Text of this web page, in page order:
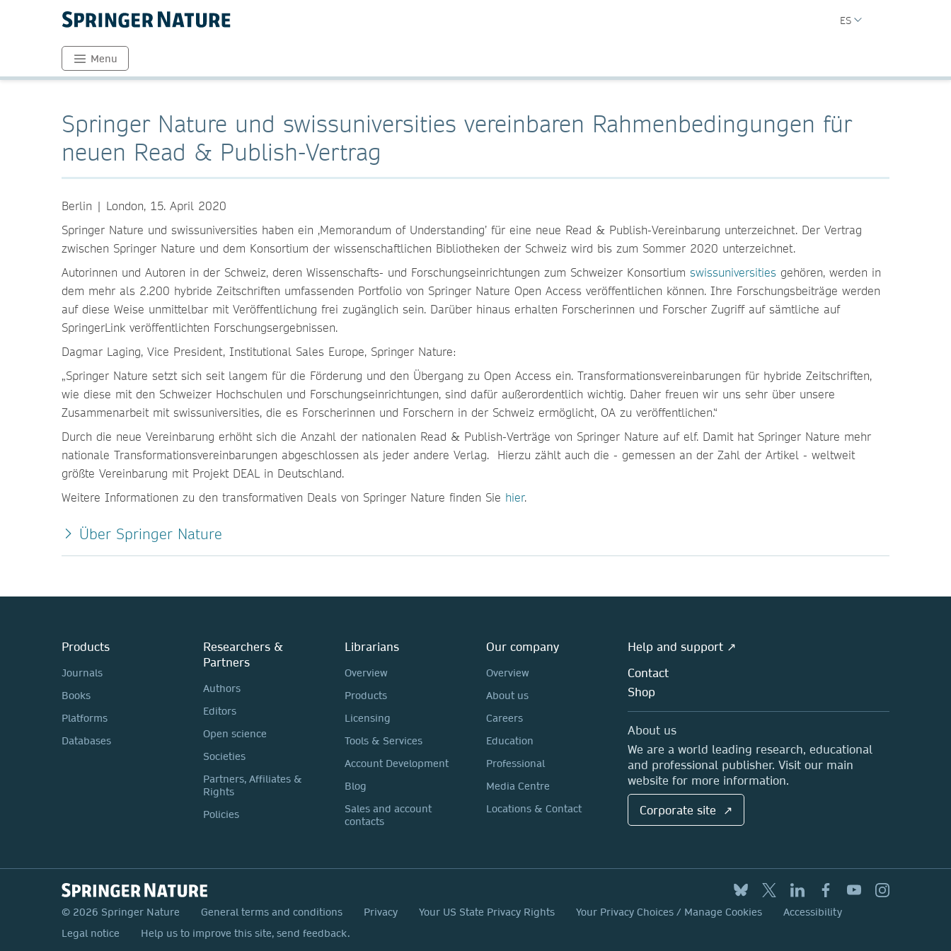
ES
Menu
Springer Nature und swissuniversities vereinbaren Rahmenbedingungen für
neuen Read & Publish-Vertrag
Berlin | London, 15. April 2020
Springer Nature und swissuniversities haben ein ‚Memorandum of Understanding’ für eine neue Read & Publish-Vereinbarung unterzeichnet. Der Vertrag
zwischen Springer Nature und dem Konsortium der wissenschaftlichen Bibliotheken der Schweiz wird bis zum Sommer 2020 unterzeichnet.
Autorinnen und Autoren in der Schweiz, deren Wissenschafts- und Forschungseinrichtungen zum Schweizer Konsortium swissuniversities gehören, werden in
dem mehr als 2.200 hybride Zeitschriften umfassenden Portfolio von Springer Nature Open Access veröffentlichen können. Ihre Forschungsbeiträge werden
auf diese Weise unmittelbar mit Veröffentlichung frei zugänglich sein. Darüber hinaus erhalten Forscherinnen und Forscher Zugriff auf sämtliche auf
SpringerLink veröffentlichten Forschungsergebnissen.
Dagmar Laging, Vice President, Institutional Sales Europe, Springer Nature:
„Springer Nature setzt sich seit langem für die Förderung und den Übergang zu Open Access ein. Transformationsvereinbarungen für hybride Zeitschriften,
wie diese mit den Schweizer Hochschulen und Forschungseinrichtungen, sind dafür außerordentlich wichtig. Daher freuen wir uns sehr über unsere
Zusammenarbeit mit swissuniversities, die es Forscherinnen und Forschern in der Schweiz ermöglicht, OA zu veröffentlichen.“
Durch die neue Vereinbarung erhöht sich die Anzahl der nationalen Read & Publish-Verträge von Springer Nature auf elf. Damit hat Springer Nature mehr
nationale Transformationsvereinbarungen abgeschlossen als jeder andere Verlag. Hierzu zählt auch die - gemessen an der Zahl der Artikel - weltweit
größte Vereinbarung mit Projekt DEAL in Deutschland.
Weitere Informationen zu den transformativen Deals von Springer Nature finden Sie hier.
Über Springer Nature
Products
Journals
Books
Platforms
Databases
Researchers &
Partners
Authors
Editors
Open science
Societies
Partners, Affiliates &
Rights
Policies
Librarians
Overview
Products
Licensing
Tools & Services
Account Development
Blog
Sales and account
contacts
Our company
Overview
About us
Careers
Education
Professional
Media Centre
Locations & Contact
Help and support ↗
Contact
Shop
About us
We are a world leading research, educational
and professional publisher. Visit our main
website for more information.
Corporate site ↗
© 2026 Springer Nature General terms and conditions Privacy Your US State Privacy Rights Your Privacy Choices / Manage Cookies
Accessibility
Legal notice
Help us to improve this site, send feedback.